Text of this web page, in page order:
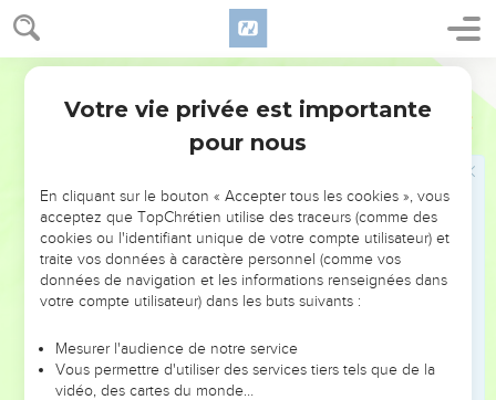
Jean 14
parole et mon Père l'aimera ; nous viendrons vers lui et nous
établirons domicile chez lui.
Celui qui ne m'aime pas ne garde pas mes paroles, et la
parole que vous entendez ne vient pas de moi, mais du Père
qui m'a envoyé.
» Je vous ai dit cela pendant que je suis encore avec vous,
mais le défenseur, l'Esprit saint que le Père enverra en
mon nom, vous enseignera toutes choses et vous rappellera
tout ce que je vous ai dit.
» Je vous laisse la paix, je vous donne ma paix. Je ne vous
la donne pas comme le monde donne. Que votre cœur ne se
Vous avez entendu que je vous ai dit : ‘Je m'en vais et je
reviens vers vous.’Si vous m'aimiez, vous vous réjouiriez de
Votre vie privée est importante
pour nous
En cliquant sur le bouton « Accepter tous les cookies », vous
acceptez que TopChrétien utilise des traceurs (comme des
cookies ou l'identifiant unique de votre compte utilisateur) et
traite vos données à caractère personnel (comme vos
données de navigation et les informations renseignées dans
votre compte utilisateur) dans les buts suivants :
Mesurer l'audience de notre service
Vous permettre d'utiliser des services tiers tels que de la
vidéo, des cartes du monde…